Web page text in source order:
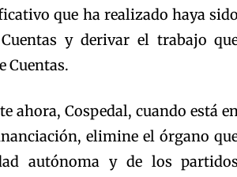
que ha realizado haya
y derivar el trabajo
Cuentas.
ahora, Cospedal, cuando está
elimine el órgano
autónoma y de los